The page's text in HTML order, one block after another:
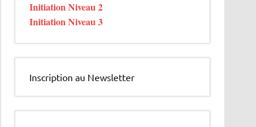
Initiation Niveau 2
Initiation Niveau 3
Inscription au Newsletter